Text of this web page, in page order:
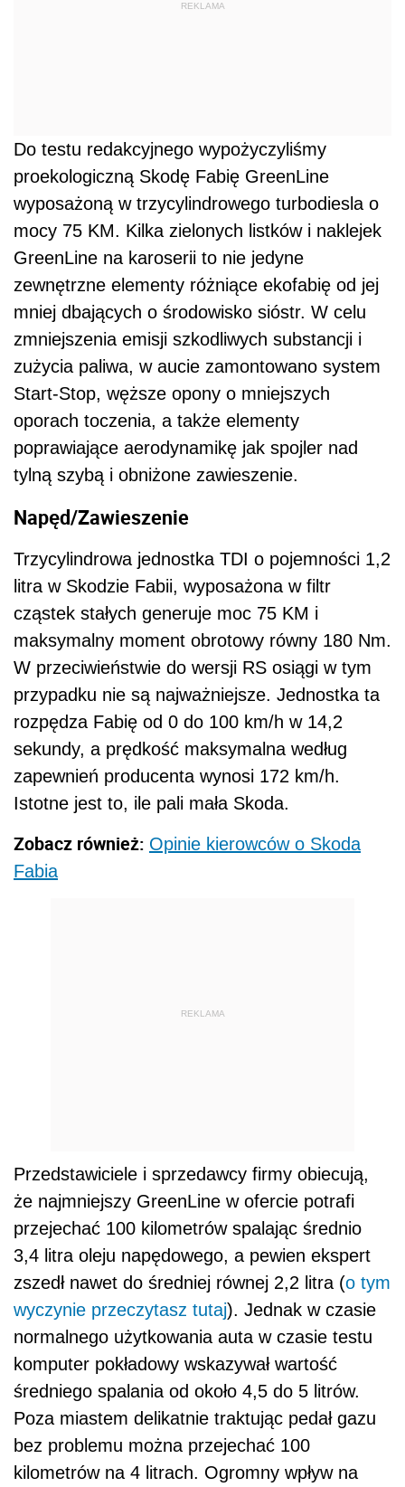
REKLAMA
Do testu redakcyjnego wypożyczyliśmy
proekologiczną Skodę Fabię GreenLine
wyposażoną w trzycylindrowego turbodiesla o
mocy 75 KM. Kilka zielonych listków i naklejek
GreenLine na karoserii to nie jedyne
zewnętrzne elementy różniące ekofabię od jej
mniej dbających o środowisko sióstr. W celu
zmniejszenia emisji szkodliwych substancji i
zużycia paliwa, w aucie zamontowano system
Start-Stop, węższe opony o mniejszych
oporach toczenia, a także elementy
poprawiające aerodynamikę jak spojler nad
tylną szybą i obniżone zawieszenie.
Napęd/Zawieszenie
Trzycylindrowa jednostka TDI o pojemności 1,2
litra w Skodzie Fabii, wyposażona w filtr
cząstek stałych generuje moc 75 KM i
maksymalny moment obrotowy równy 180 Nm.
W przeciwieństwie do wersji RS osiągi w tym
przypadku nie są najważniejsze. Jednostka ta
rozpędza Fabię od 0 do 100 km/h w 14,2
sekundy, a prędkość maksymalna według
zapewnień producenta wynosi 172 km/h.
Istotne jest to, ile pali mała Skoda.
Zobacz również: Opinie kierowców o Skoda
Fabia
REKLAMA
Przedstawiciele i sprzedawcy firmy obiecują,
że najmniejszy GreenLine w ofercie potrafi
przejechać 100 kilometrów spalając średnio
3,4 litra oleju napędowego, a pewien ekspert
zszedł nawet do średniej równej 2,2 litra (o tym
wyczynie przeczytasz tutaj). Jednak w czasie
normalnego użytkowania auta w czasie testu
komputer pokładowy wskazywał wartość
średniego spalania od około 4,5 do 5 litrów.
Poza miastem delikatnie traktując pedał gazu
bez problemu można przejechać 100
kilometrów na 4 litrach. Ogromny wpływ na